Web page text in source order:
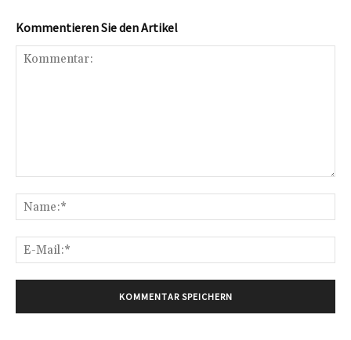
Kommentieren Sie den Artikel